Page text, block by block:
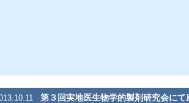
第３回実地医生物学的製剤研究会にて